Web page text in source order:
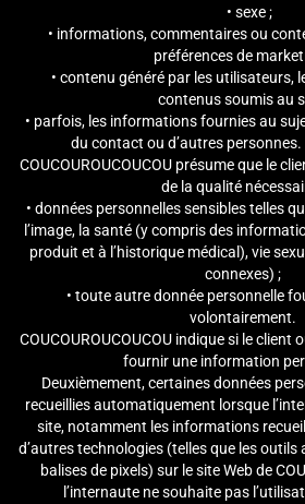
• sexe ;
• informations, commentaires ou
préférences de
• contenu généré par les utilisateurs,
contenus soumis au
• parfois, les informations fournies au
du contact ou d’autres personnes.
COUCOUROUCOUCOU présume que le
de la qualité
• données personnelles sensibles telles
l’image, la santé (y compris des
produit et à l’historique médical), vie
connexes) ;
• toute autre donnée personnelle
volontairement.
COUCOUROUCOUCOU indique si le client
fournir une information
Deuxièmement, certaines données
recueillies automatiquement lorsque
site, notamment les informations
d’autres technologies (telles que les outils
balises de pixels) sur le site Web de
l’internaute ne souhaite pas